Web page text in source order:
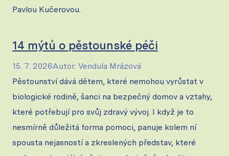
Pavlou Kučerovou.
14 mýtů o pěstounské péči
15. 7. 2026Autor: Vendula Mrázová
Pěstounství dává dětem, které nemohou vyrůstat v
biologické rodině, šanci na bezpečný domov a vztahy,
které potřebují pro svůj zdravý vývoj. I když je to
nesmírně důležitá forma pomoci, panuje kolem ní
spousta nejasností a zkreslených představ, které